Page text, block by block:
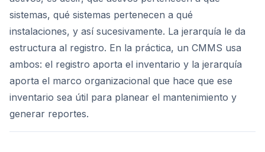
sistemas, qué sistemas pertenecen a qué
instalaciones, y así sucesivamente. La jerarquía le da
estructura al registro. En la práctica, un CMMS usa
ambos: el registro aporta el inventario y la jerarquía
aporta el marco organizacional que hace que ese
inventario sea útil para planear el mantenimiento y
generar reportes.